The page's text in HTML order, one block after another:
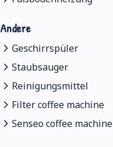
Andere
Geschirrspüler
Staubsauger
Reinigungsmittel
Filter coffee machine
Senseo coffee machine